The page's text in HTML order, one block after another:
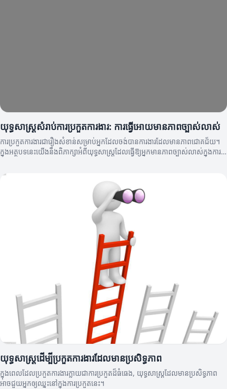
យុទ្ធសាស្ត្រសំរាប់ការប្រកួតការងារ: ការធ្វើអោយមានភាពច្បាស់លាស់
ការប្រកួតការងារជារឿងសំខាន់សម្រាប់អ្នកដែលចង់បានការងារដែលមានភាពជោគជ័យ។
ក្នុងអត្ថបទនេះយើងនឹងពិភាក្សាអំពីយុទ្ធសាស្ត្រដែលធ្វើឱ្យអ្នកមានភាពច្បាស់លាស់ក្នុងការ
យុទ្ធសាស្ត្រដើម្បីប្រកួតការងារដែលមានប្រសិទ្ធភាព
ក្នុងពេលដែលប្រកួតការងារក្លាយជាការប្រកួតដ៏ធំធេង, យុទ្ធសាស្ត្រដែលមានប្រសិទ្ធភាព
អាចជួយអ្នកឲ្យឈ្នះនៅក្នុងការប្រកួតនេះ។